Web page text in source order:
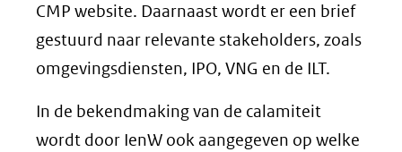
CMP website. Daarnaast wordt er een brief
gestuurd naar relevante stakeholders, zoals
omgevingsdiensten, IPO, VNG en de ILT.
In de bekendmaking van de calamiteit
wordt door IenW ook aangegeven op welke